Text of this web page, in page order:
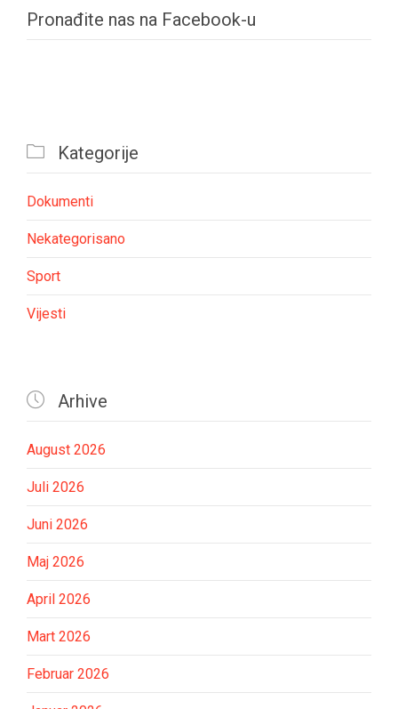
Pronađite nas na Facebook-u
 Kategorije
Dokumenti
Nekategorisano
Sport
Vijesti
 Arhive
August 2026
Juli 2026
Juni 2026
Maj 2026
April 2026
Mart 2026
Februar 2026